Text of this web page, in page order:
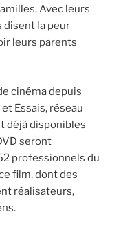
Avec leurs
disent la peur
leurs parents
cinéma depuis
Essais, réseau
déjà disponibles
seront
professionnels du
film, dont des
réalisateurs,